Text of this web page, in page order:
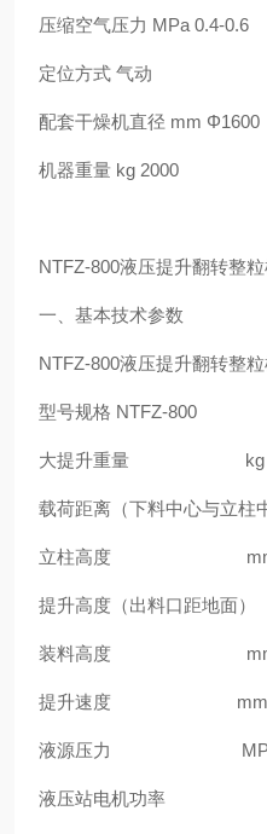
压缩空气压力 MPa 0.4-0.6
定位方式 气动
配套干燥机直径 mm Φ1600
机器重量 kg 2000
NTFZ-800液压提升翻转整
一、基本技术参数
NTFZ-800液压提升翻转整
型号规格 NTFZ-800
大提升重量 kg
载荷距离（下料中心与立
立柱高度 mm
提升高度（出料口距地
装料高度 mm
提升速度 mm/s
液源压力 MPa
液压站电机功率